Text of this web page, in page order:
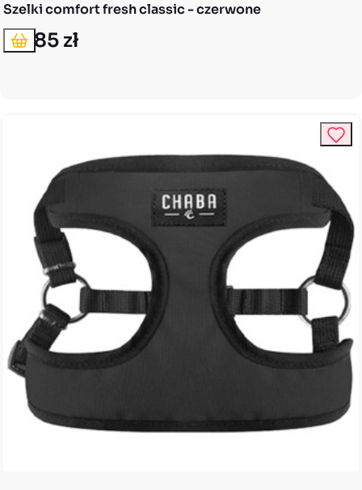
Szelki comfort fresh classic - czerwone
Cena
46,85 zł
Dodaj do koszyka